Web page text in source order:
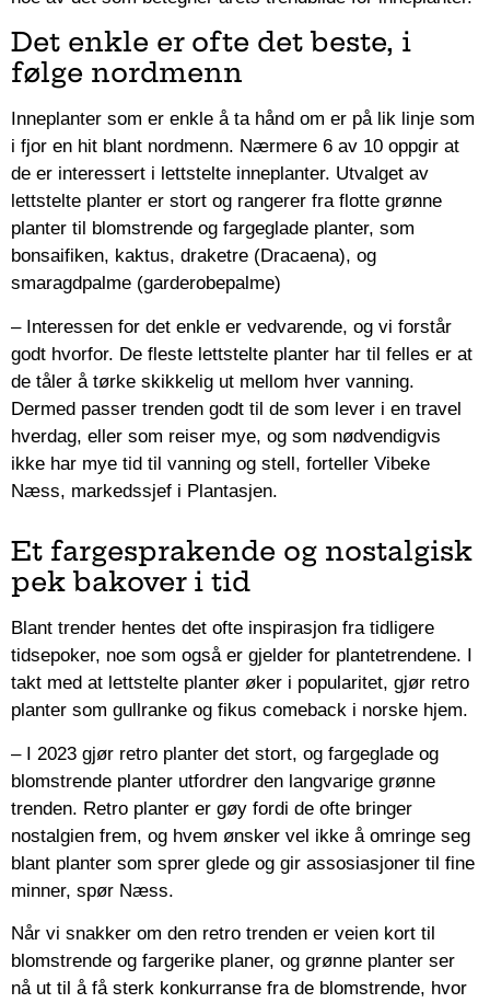
Det enkle er ofte det beste, i
følge nordmenn
Inneplanter som er enkle å ta hånd om er på lik linje som
i fjor en hit blant nordmenn. Nærmere 6 av 10 oppgir at
de er interessert i lettstelte inneplanter. Utvalget av
lettstelte planter er stort og rangerer fra flotte grønne
planter til blomstrende og fargeglade planter, som
bonsaifiken, kaktus, draketre (Dracaena), og
smaragdpalme (garderobepalme)
– Interessen for det enkle er vedvarende, og vi forstår
godt hvorfor. De fleste lettstelte planter har til felles er at
de tåler å tørke skikkelig ut mellom hver vanning.
Dermed passer trenden godt til de som lever i en travel
hverdag, eller som reiser mye, og som nødvendigvis
ikke har mye tid til vanning og stell, forteller Vibeke
Næss, markedssjef i Plantasjen.
Et fargesprakende og nostalgisk
pek bakover i tid
Blant trender hentes det ofte inspirasjon fra tidligere
tidsepoker, noe som også er gjelder for plantetrendene. I
takt med at lettstelte planter øker i popularitet, gjør retro
planter som gullranke og fikus comeback i norske hjem.
– I 2023 gjør retro planter det stort, og fargeglade og
blomstrende planter utfordrer den langvarige grønne
trenden. Retro planter er gøy fordi de ofte bringer
nostalgien frem, og hvem ønsker vel ikke å omringe seg
blant planter som sprer glede og gir assosiasjoner til fine
minner, spør Næss.
Når vi snakker om den retro trenden er veien kort til
blomstrende og fargerike planer, og grønne planter ser
nå ut til å få sterk konkurranse fra de blomstrende, hvor